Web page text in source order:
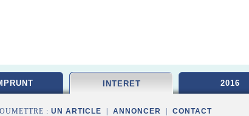
INTERET 2016
: UN ARTICLE ANNONCER CONTACT